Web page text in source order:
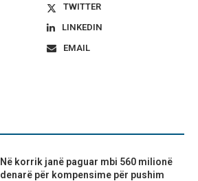
TWITTER
LINKEDIN
EMAIL
Në korrik janë paguar mbi 560 milionë
denarë për kompensime për pushim